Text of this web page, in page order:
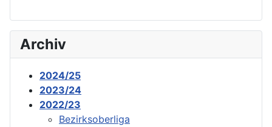
Archiv
2024/25
2023/24
2022/23
Bezirksoberliga